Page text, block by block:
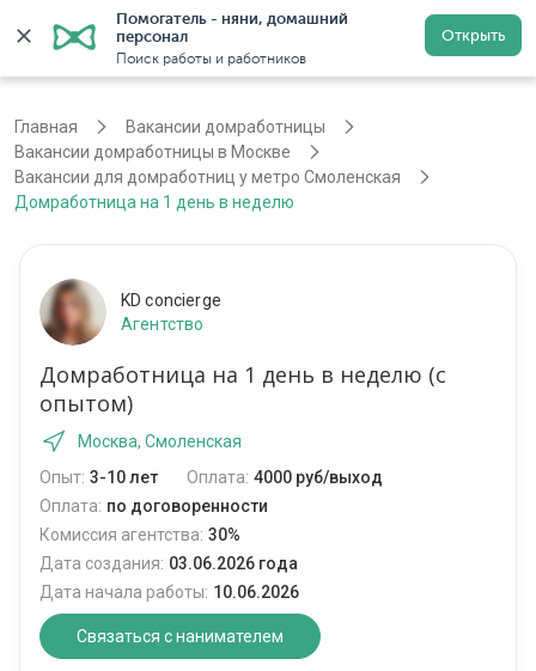
Помогатель - няни, домашний
персонал
Поиск работы и работников
Открыть
Регистрация
Главная
Вакансии домработницы
Вакансии домработницы в Москве
Вакансии для домработниц у метро Смоленская
Домработница на 1 день в неделю
KD concierge
Агентство
Домработница на 1 день в неделю (с
опытом)
Москва, Смоленская
Опыт: 3-10 лет Оплата: 4000 руб/выход
Оплата: по договоренности
Комиссия агентства: 30%
Дата создания: 03.06.2026 года
Дата начала работы: 10.06.2026
Связаться с нанимателем